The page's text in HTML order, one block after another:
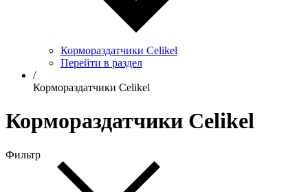
Кормораздатчики Celikel
Перейти в раздел
/
Кормораздатчики Celikel
Кормораздатчики Celikel
Фильтр